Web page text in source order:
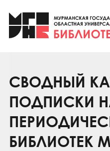
Клуб «Гиря и
Клуб «Семейный
Коллегам
Контакты
СВОДНЫЙ
ПОДПИСКИ
БИБЛИОТЕК